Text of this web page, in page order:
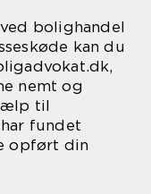
bolighandel
kan du
nemt og
til
fundet
opført din